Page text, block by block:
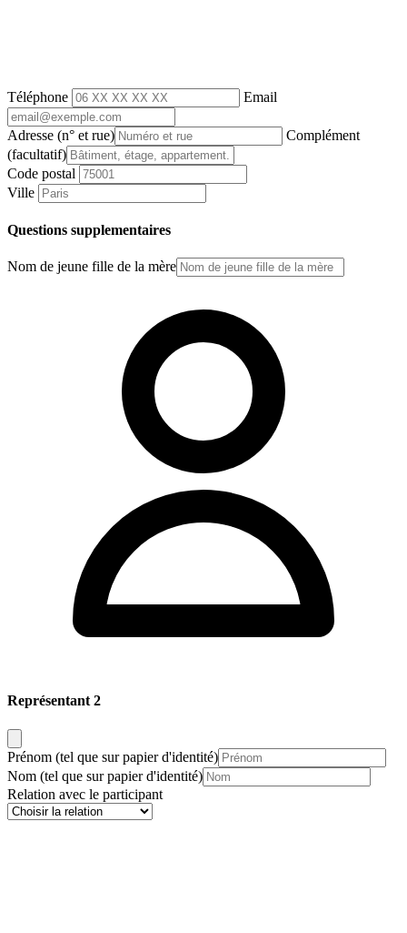
Téléphone Email
Adresse (n° et rue)
Complément
(facultatif)
Code postal
Ville
Questions supplementaires
Nom de jeune fille de la mère
Représentant 2
Prénom (tel que sur papier d'identité)
Nom (tel que sur papier d'identité)
Relation avec le participant